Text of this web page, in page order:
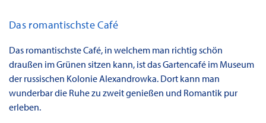
Das romantischste Café
Das romantischste Café, in welchem man richtig schön
draußen im Grünen sitzen kann, ist das Gartencafé im Museum
der russischen Kolonie Alexandrowka. Dort kann man
wunderbar die Ruhe zu zweit genießen und Romantik pur
erleben.